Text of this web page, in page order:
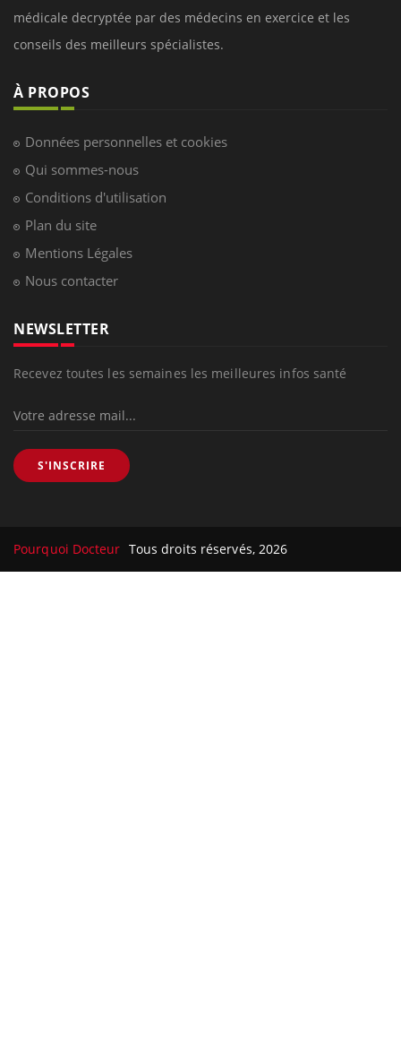
médicale decryptée par des médecins en exercice et les
conseils des meilleurs spécialistes.
À PROPOS
Données personnelles et cookies
Qui sommes-nous
Conditions d'utilisation
Plan du site
Mentions Légales
Nous contacter
NEWSLETTER
Recevez toutes les semaines les meilleures infos santé
S'INSCRIRE
Pourquoi Docteur Tous droits réservés, 2026